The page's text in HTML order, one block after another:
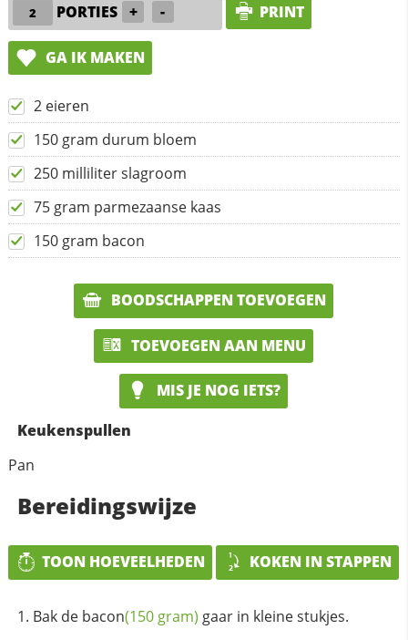
PORTIES + - PRINT
GA IK MAKEN
2 eieren
150 gram durum bloem
250 milliliter slagroom
75 gram parmezaanse kaas
150 gram bacon
BOODSCHAPPEN TOEVOEGEN
TOEVOEGEN AAN MENU
MIS JE NOG IETS?
Keukenspullen
Pan
Bereidingswijze
TOON HOEVEELHEDEN KOKEN IN STAPPEN
Bak de bacon(150 gram) gaar in kleine stukjes.